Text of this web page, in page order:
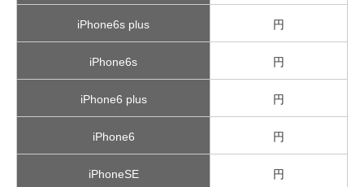
iPhone6s plus 円
iPhone6s 円
iPhone6 plus 円
iPhone6 円
iPhoneSE 円